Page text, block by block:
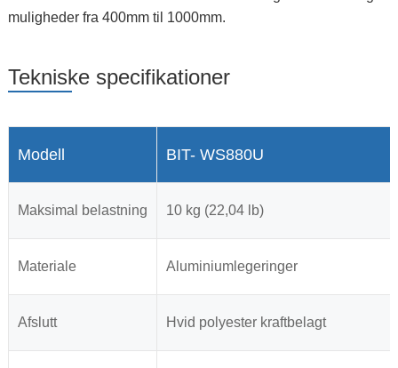
muligheder fra 400mm til 1000mm.
Tekniske specifikationer
Modell BIT- WS880U
Maksimal belastning 10 kg (22,04 lb)
Materiale Aluminiumlegeringer
Afslutt Hvid polyester kraftbelagt